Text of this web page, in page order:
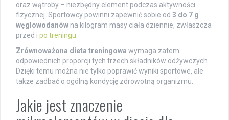
oraz wątroby – niezbędny element podczas aktywności
fizycznej. Sportowcy powinni zapewnić sobie od 3 do 7 g
węglowodanów na kilogram masy ciała dziennie, zwłaszcza
przed i po treningu.
Zrównoważona dieta treningowa wymaga zatem
odpowiednich proporcji tych trzech składników odżywczych.
Dzięki temu można nie tylko poprawić wyniki sportowe, ale
także zadbać o ogólną kondycję zdrowotną organizmu.
Jakie jest znaczenie